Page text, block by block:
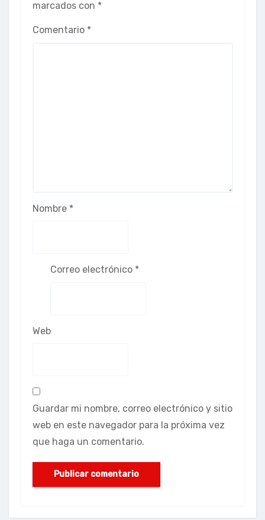
marcados con *
Comentario *
Nombre *
Correo electrónico *
Web
Guardar mi nombre, correo electrónico y sitio
web en este navegador para la próxima vez
que haga un comentario.